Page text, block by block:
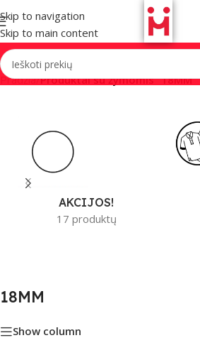
Skip to navigation
Skip to main content
Pradžia/Produktai su žymomis “18MM”
AKCIJOS!
17 produktų
18MM
Show column